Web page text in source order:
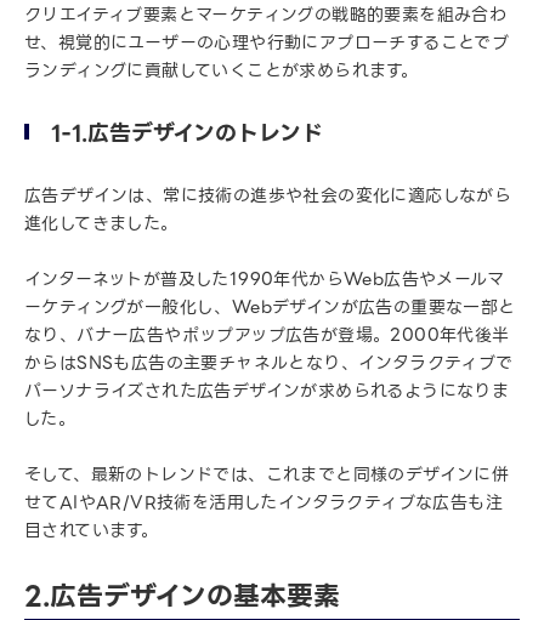
クリエイティブ要素とマーケティングの戦略的要素を組み合わ
せ、視覚的にユーザーの心理や行動にアプローチすることでブ
ランディングに貢献していくことが求められます。
1-1.広告デザインのトレンド
広告デザインは、常に技術の進歩や社会の変化に適応しながら
進化してきました。
インターネットが普及した1990年代からWeb広告やメールマ
ーケティングが一般化し、Webデザインが広告の重要な一部と
なり、バナー広告やポップアップ広告が登場。2000年代後半
からはSNSも広告の主要チャネルとなり、インタラクティブで
パーソナライズされた広告デザインが求められるようになりま
した。
そして、最新のトレンドでは、これまでと同様のデザインに併
せてAIやAR/VR技術を活用したインタラクティブな広告も注
目されています。
2.広告デザインの基本要素